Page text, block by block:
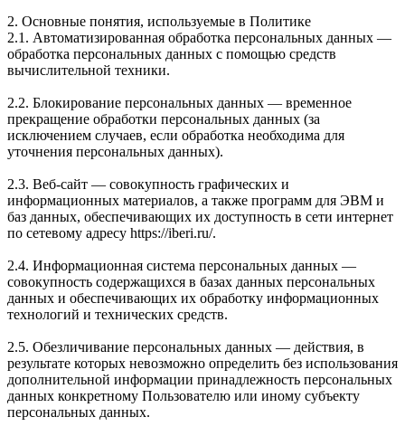
2. Основные понятия, используемые в Политике
2.1. Автоматизированная обработка персональных данных —
обработка персональных данных с помощью средств
вычислительной техники.
2.2. Блокирование персональных данных — временное
прекращение обработки персональных данных (за
исключением случаев, если обработка необходима для
уточнения персональных данных).
2.3. Веб-сайт — совокупность графических и
информационных материалов, а также программ для ЭВМ и
баз данных, обеспечивающих их доступность в сети интернет
по сетевому адресу https://iberi.ru/.
2.4. Информационная система персональных данных —
совокупность содержащихся в базах данных персональных
данных и обеспечивающих их обработку информационных
технологий и технических средств.
2.5. Обезличивание персональных данных — действия, в
результате которых невозможно определить без использования
дополнительной информации принадлежность персональных
данных конкретному Пользователю или иному субъекту
персональных данных.